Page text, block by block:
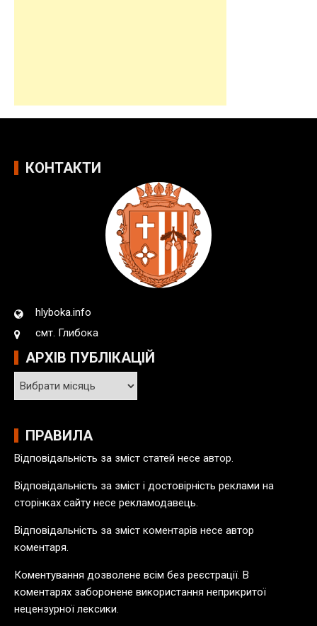
КОНТАКТИ
hlyboka.info
смт. Глибока
АРХІВ ПУБЛІКАЦІЙ
А
р
і
п
у
б
і
к
ПРАВИЛА
Відповідальність за зміст статей несе автор.
Відповідальність за зміст і достовірність реклами на
сторінках сайту несе рекламодавець.
Відповідальність за зміст коментарів несе автор
коментаря.
Коментування дозволене всім без реєстрації. В
коментарях заборонене використання неприкритої
нецензурної лексики.